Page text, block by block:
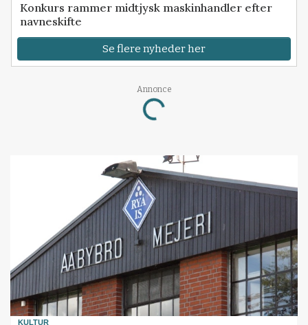
Konkurs rammer midtjysk maskinhandler efter
navneskifte
Se flere nyheder her
Annonce
Loading...
KULTUR